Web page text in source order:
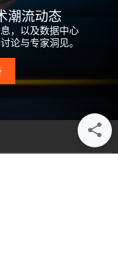
潮流动态
，以及数据中心
论与专家洞见。